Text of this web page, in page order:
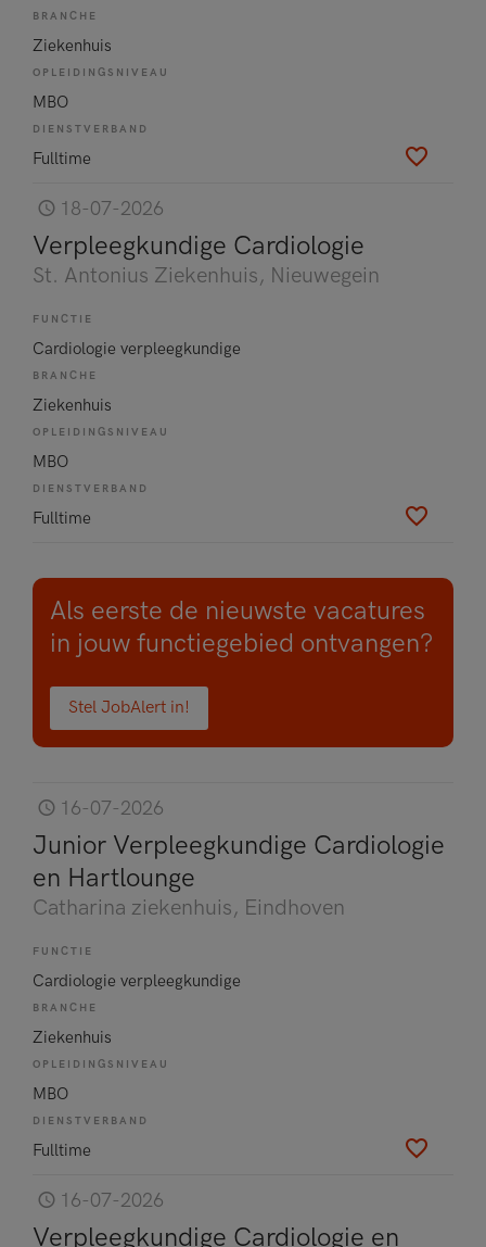
BRANCHE
Ziekenhuis
OPLEIDINGSNIVEAU
MBO
DIENSTVERBAND
Fulltime
18-07-2026
Verpleegkundige Cardiologie
St. Antonius Ziekenhuis, Nieuwegein
FUNCTIE
Cardiologie verpleegkundige
BRANCHE
Ziekenhuis
OPLEIDINGSNIVEAU
MBO
DIENSTVERBAND
Fulltime
Als eerste de nieuwste vacatures
in jouw functiegebied ontvangen?
Stel JobAlert in!
16-07-2026
Junior Verpleegkundige Cardiologie
en Hartlounge
Catharina ziekenhuis, Eindhoven
FUNCTIE
Cardiologie verpleegkundige
BRANCHE
Ziekenhuis
OPLEIDINGSNIVEAU
MBO
DIENSTVERBAND
Fulltime
16-07-2026
Verpleegkundige Cardiologie en